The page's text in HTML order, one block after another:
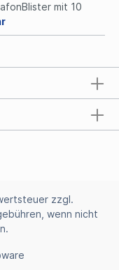
mit 10
zzgl.
wenn nicht